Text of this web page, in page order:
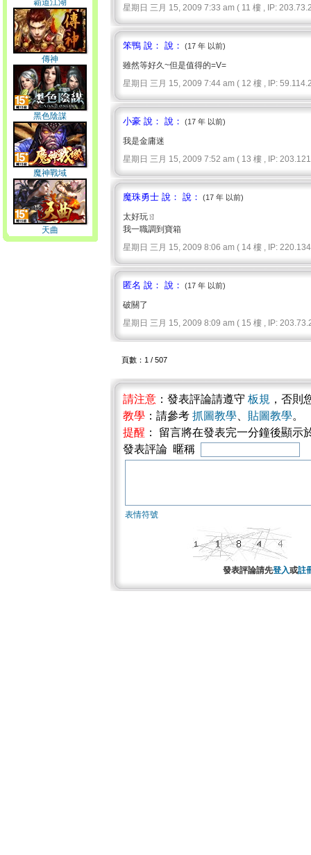
霸道江湖
傳神
黑色陰謀
魔神戰域
天曲
星期日 三月 15, 2009 7:33 am ( 11 樓 , IP:
笨鴨 說： 說： (17 年 以前)
雖然等好久~但是值得的=V=
星期日 三月 15, 2009 7:44 am ( 12 樓 , IP:
小豪 說： 說： (17 年 以前)
我是金庸迷
星期日 三月 15, 2009 7:52 am ( 13 樓 , IP:
魔珠勇士 說： 說： (17 年 以前)
太好玩ㄖ
我一職調到寶箱
星期日 三月 15, 2009 8:06 am ( 14 樓 , IP:
匿名 說： 說： (17 年 以前)
破關了
星期日 三月 15, 2009 8:09 am ( 15 樓 , IP:
頁數：1 / 507
請注意 ：發表評論請遵守 板規 ，否則
教學 ：請參考 抓圖教學 貼圖教學。
提醒 ： 留言將在發表完一分鐘後顯
發表評論 暱稱
表情符號
發表評論請先登入或註